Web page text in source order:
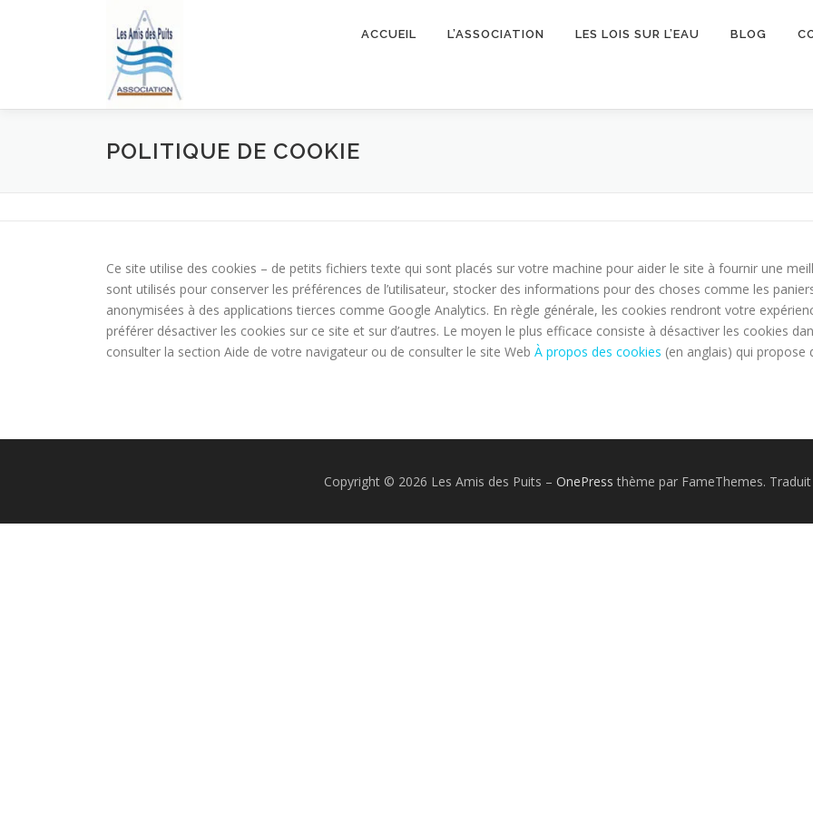
ACCUEIL L’ASSOCIATION LES LOIS SUR L’EAU BLOG
POLITIQUE DE COOKIE
Ce site utilise des cookies – de petits fichiers texte qui sont placés sur votre machine pour aider le site à fournir une
sont utilisés pour conserver les préférences de l’utilisateur, stocker des informations pour des choses comme les
anonymisées à des applications tierces comme Google Analytics. En règle générale, les cookies rendront votre
préférer désactiver les cookies sur ce site et sur d’autres. Le moyen le plus efficace consiste à désactiver les cookies
consulter la section Aide de votre navigateur ou de consulter le site Web À propos des cookies (en anglais) qui propose
Copyright © 2026 Les Amis des Puits – OnePress thème par FameThemes.